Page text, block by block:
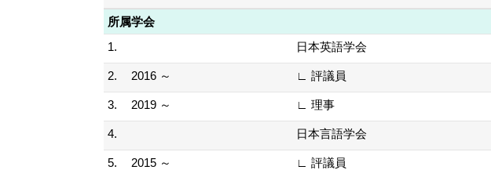
所属学会
1.
日本英語学会
2. 2016 ～ ∟ 評議員
3. 2019 ～ ∟ 理事
4. 日本言語学会
5. 2015 ～ ∟ 評議員